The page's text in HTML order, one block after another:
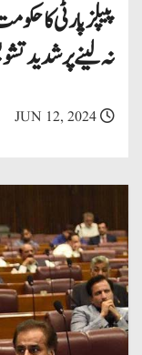
پیپلز پارٹی کا
نہ لینے پر شدید
JUN 12, 2024